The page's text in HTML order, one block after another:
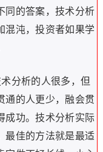
同的答案，技术分析
混沌，投资者如果学
分析的人很多，但
通的人更少，融会贯
成功。技术分析实际
最佳的方法就是最适